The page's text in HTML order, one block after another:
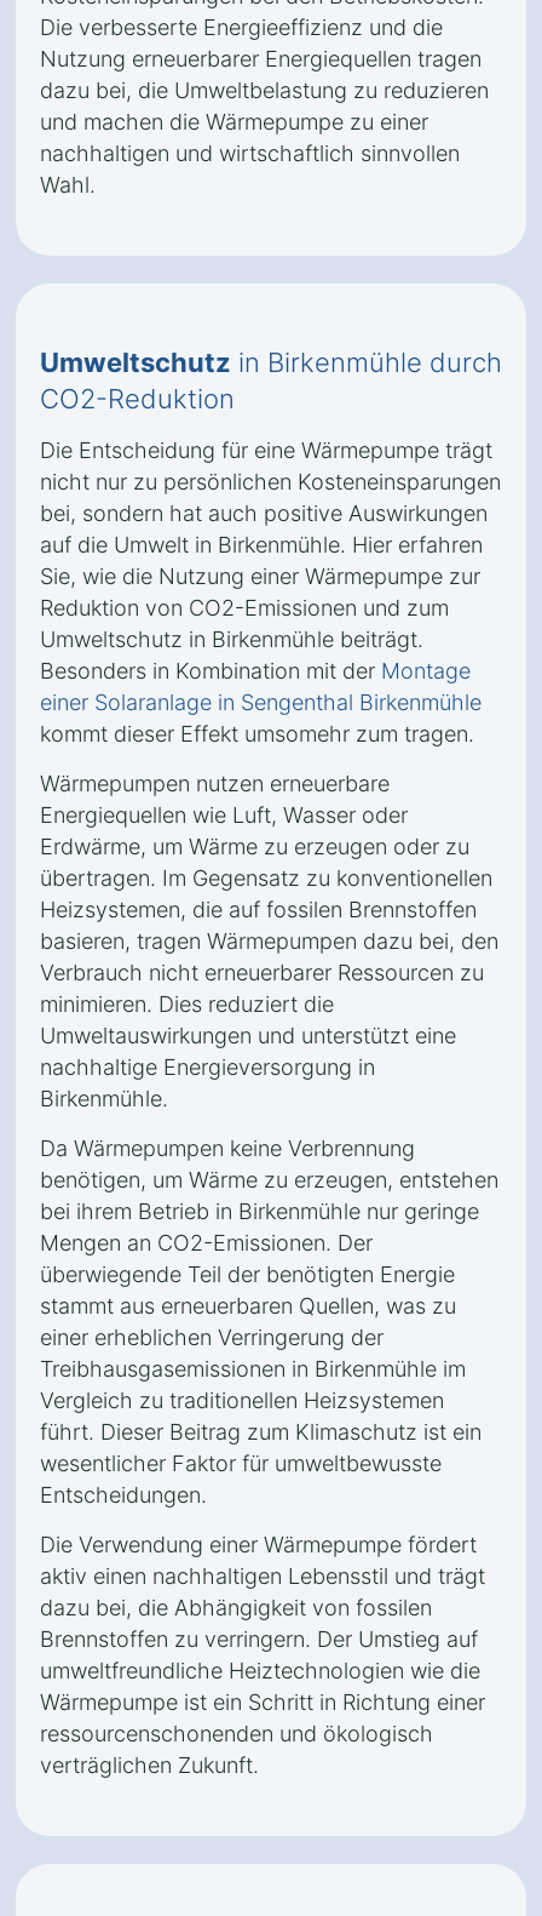
Die verbesserte Energieeffizienz und die
Nutzung erneuerbarer Energiequellen tragen
dazu bei, die Umweltbelastung zu reduzieren
und machen die Wärmepumpe zu einer
nachhaltigen und wirtschaftlich sinnvollen
Wahl.
Umweltschutz in Birkenmühle durch
CO2-Reduktion
Die Entscheidung für eine Wärmepumpe trägt
nicht nur zu persönlichen Kosteneinsparungen
bei, sondern hat auch positive Auswirkungen
auf die Umwelt in Birkenmühle. Hier erfahren
Sie, wie die Nutzung einer Wärmepumpe zur
Reduktion von CO2-Emissionen und zum
Umweltschutz in Birkenmühle beiträgt.
Besonders in Kombination mit der Montage
einer Solaranlage in Sengenthal Birkenmühle
kommt dieser Effekt umsomehr zum tragen.
Wärmepumpen nutzen erneuerbare
Energiequellen wie Luft, Wasser oder
Erdwärme, um Wärme zu erzeugen oder zu
übertragen. Im Gegensatz zu konventionellen
Heizsystemen, die auf fossilen Brennstoffen
basieren, tragen Wärmepumpen dazu bei, den
Verbrauch nicht erneuerbarer Ressourcen zu
minimieren. Dies reduziert die
Umweltauswirkungen und unterstützt eine
nachhaltige Energieversorgung in
Birkenmühle.
Da Wärmepumpen keine Verbrennung
benötigen, um Wärme zu erzeugen, entstehen
bei ihrem Betrieb in Birkenmühle nur geringe
Mengen an CO2-Emissionen. Der
überwiegende Teil der benötigten Energie
stammt aus erneuerbaren Quellen, was zu
einer erheblichen Verringerung der
Treibhausgasemissionen in Birkenmühle im
Vergleich zu traditionellen Heizsystemen
führt. Dieser Beitrag zum Klimaschutz ist ein
wesentlicher Faktor für umweltbewusste
Entscheidungen.
Die Verwendung einer Wärmepumpe fördert
aktiv einen nachhaltigen Lebensstil und trägt
dazu bei, die Abhängigkeit von fossilen
Brennstoffen zu verringern. Der Umstieg auf
umweltfreundliche Heiztechnologien wie die
Wärmepumpe ist ein Schritt in Richtung einer
ressourcenschonenden und ökologisch
verträglichen Zukunft.